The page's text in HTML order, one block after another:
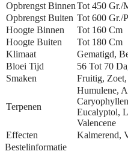
Opbrengst BinnenTot 450 Gr./
Opbrengst Buiten Tot 600 Gr./
Hoogte Binnen
Tot 160 Cm
Hoogte Buiten
Tot 180 Cm
Klimaat
Gematigd,
Bloei Tijd
56 Tot 70
Smaken
Fruitig,
Terpenen
Humulene,
Eucalyptol,
Valencene
Effecten
Kalmerend,
Bestelinformatie